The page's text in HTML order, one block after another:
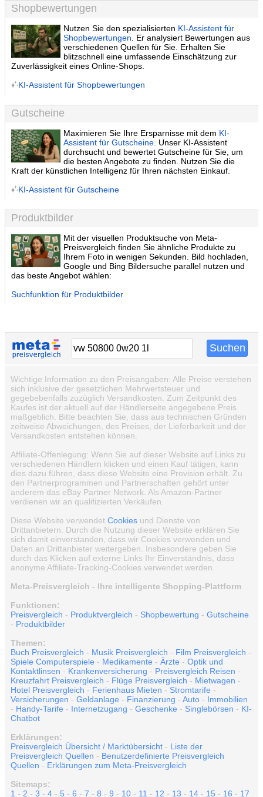
Shopbewertungen
Nutzen Sie den spezialisierten KI-Assistent für
Shopbewertungen . Er analysiert Bewertungen aus
verschiedenen Quellen für Sie. Erhalten Sie
blitzschnell eine umfassende Einschätzung zur
Zuverlässigkeit eines Online-Shops.
KI-Assistent für Shopbewertungen
Gutscheine
Maximieren Sie Ihre Ersparnisse mit dem KI-
Assistent für Gutscheine . Unser KI-Assistent
durchsucht und bewertet Gutscheine für Sie, um
die besten Angebote zu finden. Nutzen Sie die
Kraft der künstlichen Intelligenz für Ihren nächsten Einkauf.
KI-Assistent für Gutscheine
Produktbilder
Mit der visuellen Produktsuche von Meta-
Preisvergleich finden Sie ähnliche Produkte zu
Ihrem Foto in wenigen Sekunden. Bild hochladen,
Google und Bing Bildersuche parallel nutzen und
das beste Angebot wählen:
Suchfunktion für Produktbilder
Wichtige Information zu den Preisangaben: Alle Preise verstehen
sich inklusive der gesetzlichen Mehrwertsteuer und
gegebebenfalls zuzüglich Versandkosten. Zum Zeitpunkt des
Kaufes ist der aktuell auf der Händlerseite angegebene Preis
maßgeblich. Bitte beachten Sie, dass aus technischen Gründen
zeitweise Abweichungen, des Preises, der Lieferbarkeit und der
Versandkosten entstehen können.
Affiliate-Offenlegung: Wenn Sie auf dieser Website auf Links zu
verschiedenen Händlern klicken und einen Kauf tätigen, kann
dies dazu führen, dass diese Website eine Provision erhält. Zu
den Partnerprogrammen und Partnerschaften gehört unter
anderem das eBay Partner Network. Als Amazon-Partner
verdienen wir an qualifizierten Verkäufen.
Diese Website verwendet Cookies und Dienste von
Drittanbietern. Durch die Nutzung dieser Website erklären Sie
sich damit einverstanden, dass wir Cookies verwenden und
Daten an Drittanbieter weitergeben. Insbesondere geben Sie
durch das Klicken auf externe Links Ihr Einverständnis, dass
anonyme Affiliate-Tracking-Cookies verwendet werden.
Meta-Preisvergleich - Ihre intelligente Shopping-Plattform
Funktionen:
Preisvergleich - Produktvergleich - Shopbewertung - Gutscheine
- Produktbilder
Themen:
Buch Preisvergleich - Musik Preisvergleich - Film Preisvergleich -
Spiele Computerspiele - Medikamente - Ärzte - Optik und
Kontaktlinsen - Krankenversicherung - Preisvergleich Reisen -
Kreuzfahrt Preisvergleich - Flüge Preisvergleich - Mietwagen -
Hotel Preisvergleich - Ferienhaus Mieten - Stromtarife -
Versicherungen - Geldanlage - Finanzierung - Auto - Immobilien
- Handy-Tarife - Internetzugang - Geschenke - Singlebörsen - KI-
Chatbot
Erklärungen:
Preisvergleich Übersicht / Marktübersicht - Liste der
Preisvergleich Quellen - Benutzerdefinierte Preisvergleich
Quellen - Erklärungen zum Meta-Preisvergleich
Sitemaps:
1 - 2 - 3 - 4 - 5 - 6 - 7 - 8 - 9 - 10 - 11 - 12 - 13 - 14 - 15 - 16 - 17